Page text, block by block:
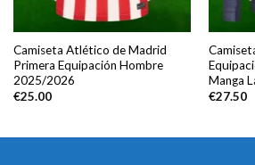
Camiseta Atlético de Madrid
Primera Equipación Hombre
2025/2026
€25.00
Manga
€27.50